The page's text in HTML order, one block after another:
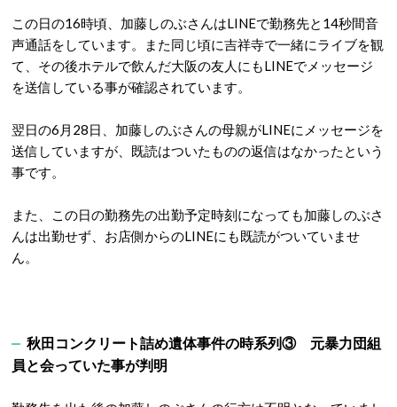
この日の16時頃、加藤しのぶさんはLINEで勤務先と14秒間音
声通話をしています。また同じ頃に吉祥寺で一緒にライブを観
て、その後ホテルで飲んだ大阪の友人にもLINEでメッセージ
を送信している事が確認されています。
翌日の6月28日、加藤しのぶさんの母親がLINEにメッセージを
送信していますが、既読はついたものの返信はなかったという
事です。
また、この日の勤務先の出勤予定時刻になっても加藤しのぶさ
んは出勤せず、お店側からのLINEにも既読がついていませ
ん。
秋田コンクリート詰め遺体事件の時系列③ 元暴力団組
員と会っていた事が判明